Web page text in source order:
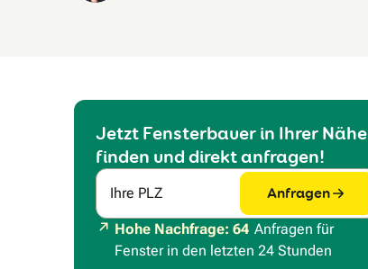
Jetzt Fensterbauer in Ihrer Nähe
finden und direkt anfragen!
Ihre PLZ Anfragen
Hohe Nachfrage: 64 Anfragen für
Fenster in den letzten 24 Stunden